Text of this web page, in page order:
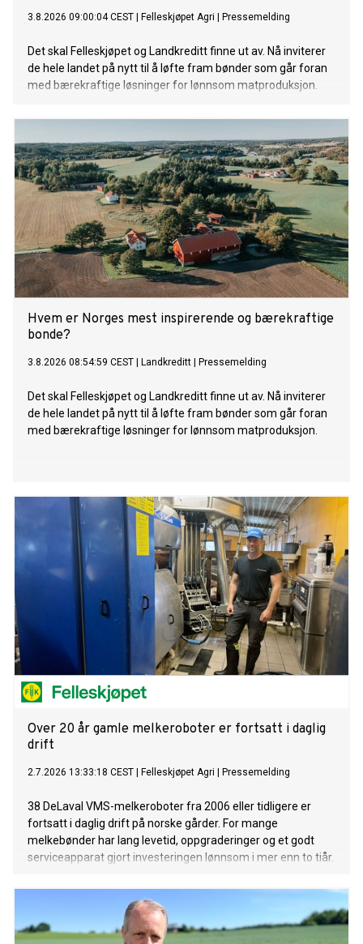
3.8.2026 09:00:04 CEST Felleskjøpet Agri Pressemelding
Det skal Felleskjøpet og Landkreditt finne ut av. Nå inviterer
de hele landet på nytt til å løfte fram bønder som går foran
med bærekraftige løsninger for lønnsom matproduksjon.
Hvem er Norges mest inspirerende og bærekraftige
bonde?
3.8.2026 08:54:59 CEST Landkreditt Pressemelding
Det skal Felleskjøpet og Landkreditt finne ut av. Nå inviterer
de hele landet på nytt til å løfte fram bønder som går foran
med bærekraftige løsninger for lønnsom matproduksjon.
Over 20 år gamle melkeroboter er fortsatt i daglig
drift
2.7.2026 13:33:18 CEST Felleskjøpet Agri Pressemelding
38 DeLaval VMS-melkeroboter fra 2006 eller tidligere er
fortsatt i daglig drift på norske gårder. For mange
melkebønder har lang levetid, oppgraderinger og et godt
serviceapparat gjort investeringen lønnsom i mer enn to tiår.